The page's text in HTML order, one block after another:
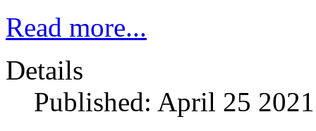
Read more...
Details
Published: April 25 2021